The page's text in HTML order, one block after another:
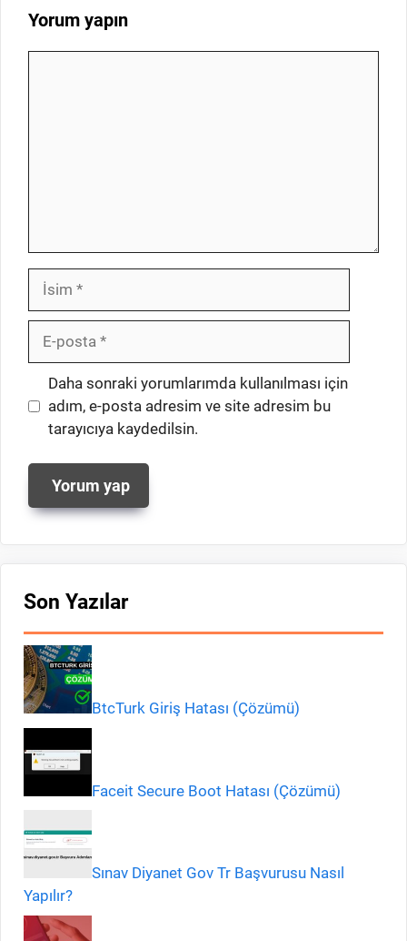
Yorum yapın
İsim
posta
İnternet
sitesi
Daha sonraki yorumlarımda kullanılması için
adım, e-posta adresim ve site adresim bu
tarayıcıya kaydedilsin.
Son Yazılar
BtcTurk Giriş Hatası (Çözümü)
Faceit Secure Boot Hatası (Çözümü)
Sınav Diyanet Gov Tr Başvurusu Nasıl
Yapılır?